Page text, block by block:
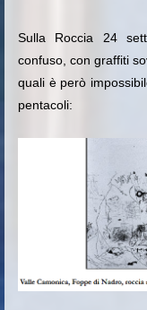
Sulla Roccia 24
confuso, con graffiti
quali è però
pentacoli: